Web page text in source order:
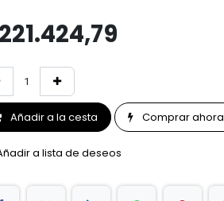
221.424,79
Añadir a la cesta Comprar ahora
a lista de deseos